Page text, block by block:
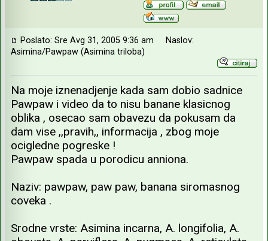
Poslato: Sre Avg 31, 2005 9:36 am
Naslov:
Asimina/Pawpaw (Asimina triloba)
Na moje iznenadjenje kada sam dobio sadnice
Pawpaw i video da to nisu banane klasicnog
oblika , osecao sam obavezu da pokusam da
dam vise ,,pravih,, informacija , zbog moje
ocigledne pogreske !
Pawpaw spada u porodicu anniona.
Naziv: pawpaw, paw paw, banana siromasnog
coveka .
Srodne vrste: Asimina incarna, A. longifolia, A.